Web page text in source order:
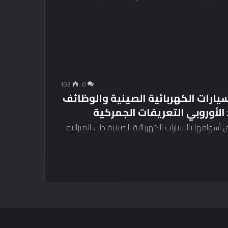
0
103
الكهربائية الصينية والوظائف
التعريفات الجمركية
بالسيارات الكهربائية الصينية ذات الميزانية